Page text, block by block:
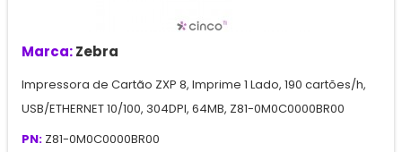
Marca:Zebra
Impressora de Cartão ZXP 8, Imprime 1 Lado, 190 cartões/h,
USB/ETHERNET 10/100, 304DPI, 64MB, Z81-0M0C0000BR00
PN: Z81-0M0C0000BR00